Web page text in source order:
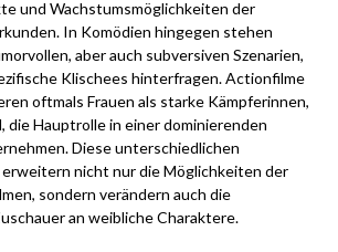
und Wachstumsmöglichkeiten der
In Komödien hingegen stehen
aber auch subversiven Szenarien,
Klischees hinterfragen. Actionfilme
oftmals Frauen als starke Kämpferinnen,
die Hauptrolle in einer dominierenden
Diese unterschiedlichen
nicht nur die Möglichkeiten der
sondern verändern auch die
an weibliche Charaktere.